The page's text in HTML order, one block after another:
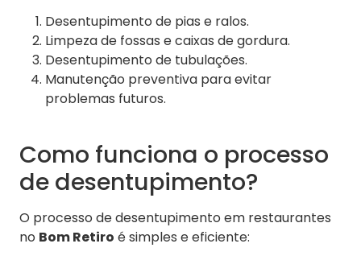
Desentupimento de pias e ralos.
Limpeza de fossas e caixas de gordura.
Desentupimento de tubulações.
Manutenção preventiva para evitar
problemas futuros.
Como funciona o processo
de desentupimento?
O processo de desentupimento em restaurantes
no Bom Retiro é simples e eficiente: